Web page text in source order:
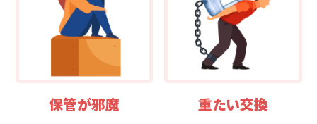
保管が邪魔 重たい交換